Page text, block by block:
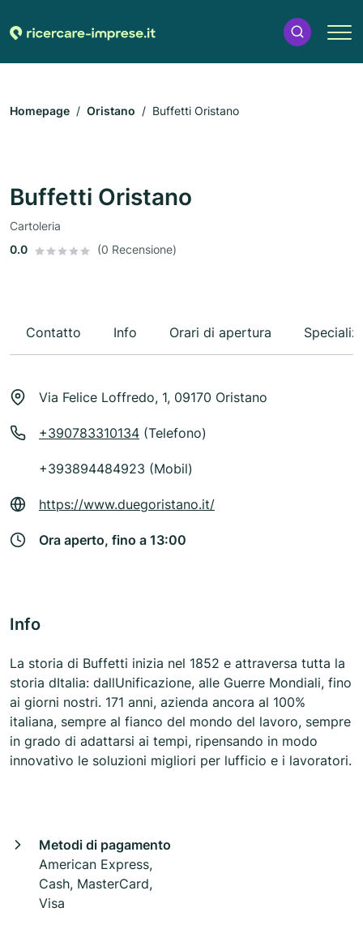
Homepage Oristano Buffetti Oristano
Buffetti Oristano
Cartoleria
0.0
(0 Recensione)
Contatto Info Orari di apertura
Via Felice Loffredo, 1, 09170 Oristano
+390783310134 (Telefono)
+393894484923 (Mobil)
https://www.duegoristano.it/
Ora aperto, fino a 13:00
Info
La storia di Buffetti inizia nel 1852 e attraversa tutta la
storia dItalia: dallUnificazione, alle Guerre Mondiali, fino
ai giorni nostri. 171 anni, azienda ancora al 100%
italiana, sempre al fianco del mondo del lavoro, sempre
in grado di adattarsi ai tempi, ripensando in modo
innovativo le soluzioni migliori per lufficio e i lavoratori.
Metodi di pagamento
American Express,
Cash, MasterCard,
Visa